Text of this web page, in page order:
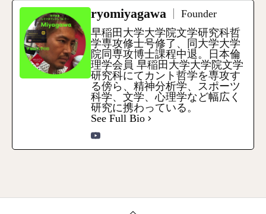
ryomiyagawa
Founder
早稲田大学大学院文学研究科哲
学専攻修士号修了、同大学大学
院同専攻博士課程中退。日本倫
理学会員 早稲田大学大学院文学
研究科にてカント哲学を専攻す
る傍ら、精神分析学、スポーツ
科学、文学、心理学など幅広く
研究に携わっている。
See Full Bio